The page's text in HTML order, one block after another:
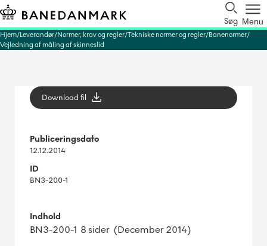
Søg Menu
Hjem Leverandør Normer, krav og regler Tekniske normer og regler Banenormer
Vejledning af måling af skinneslid
Download fil
Publiceringsdato
12.12.2014
ID
BN3-200-1
Indhold
BN3-200-1 8 sider (December 2014)